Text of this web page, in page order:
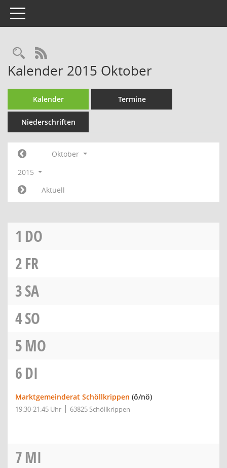
Toggle navigation
Rechercheauswahl
RSS-Feed
Kalender 2015 Oktober
Kalender Termine
Niederschriften
Oktober
2015
Aktuell
1 DO
2FR
3SA
4SO
5MO
6DI
Marktgemeinderat Schöllkrippen (ö/nö)
19:30-21:45 Uhr 63825 Schöllkrippen
7MI